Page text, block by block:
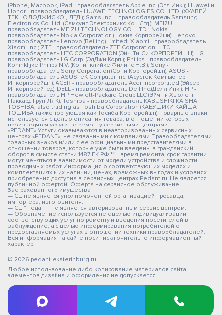
iPhone, Macbook, iPad - правообладатель Apple Inc. (Эпл Инк.); Huawei и
Honor - правообладатель HUAWEI TECHNOLOGIES CO., LTD. (ХУАВЕЙ
ТЕКНОЛОДЖИС КО., ЛТД.); Samsung – правообладатель Samsung
Electronics Co. Ltd. (Самсунг Электроникс Ко., Лтд.); MEIZU -
правообладатель MEIZU TECHNOLOGY CO., LTD.; Nokia -
правообладатель Nokia Corporation (Нокиа Корпорейшн); Lenovo -
правообладатель Lenovo (Beijing) Limited; Xiaomi - правообладатель
Xiaomi Inc.; ZTE - правообладатель ZTE Corporation; HTC -
правообладатель HTC CORPORATION (Эйч-Ти-Си КОРПОРЕЙШН); LG -
правообладатель LG Corp. (ЭлДжи Корп.); Philips - правообладатель
Koninklijke Philips N.V. (Конинклийке Филипс Н.В.); Sony -
правообладатель Sony Corporation (Сони Корпорейшн); ASUS -
правообладатель ASUSTeK Computer Inc. (Асустек Компьютер
Инкорпорейшн); ACER - правообладатель Acer Incorporated (Эйсер
Инкорпорейтед); DELL - правообладатель Dell Inc.(Делл Инк.); HP -
правообладатель HP Hewlett-Packard Group LLC (ЭйчПи Хьюлетт
Паккард Груп ЛЛК); Toshiba - правообладатель KABUSHIKI KAISHA
TOSHIBA, also trading as Toshiba Corporation (КАБУШИКИ КАЙША
ТОШИБА также торгующая как Тосиба Корпорейшн). Товарные знаки
используется с целью описания товара, в отношении которых
производятся услуги по ремонту сервисными центрами
«PEDANT».Услуги оказываются в неавторизованных сервисных
центрах «PEDANT», не связанными с компаниями Правообладателями
товарных знаков и/или с ее официальными представителями в
отношении товаров, которые уже были введены в гражданский
оборот в смысле статьи 1487 ГК РФ ** - время ремонта, срок гарантии
могут меняться в зависимости от модели устройства и сложности
проводимых работ Информация о соответствующих моделях и
комплектациях и их наличии, ценах, возможных выгодах и условиях
приобретения доступна в сервисных центрах Pedant.ru. Не является
публичной офертой. Оферта на сервисное обслуживание
Застрахованного имущества
— СЦ не является уполномоченной организацией продавца,
импортера, изготовителя.
— СЦ "Педант" не является авторизованным сервис центром.
— Обозначение используется не с целью индивидуализации
соответствующих услуг по ремонту и введения посетителей в
заблуждение, а с целью информирования потребителей о
предоставляемых услугах в отношении техники правообладателей.
Вся информация на сайте носит исключительно информационный
характер.
© 2026 pedant-ekaterinburg.ru
Любое использование либо копирование материалов сайта,
элементов дизайна и оформления не допускается.